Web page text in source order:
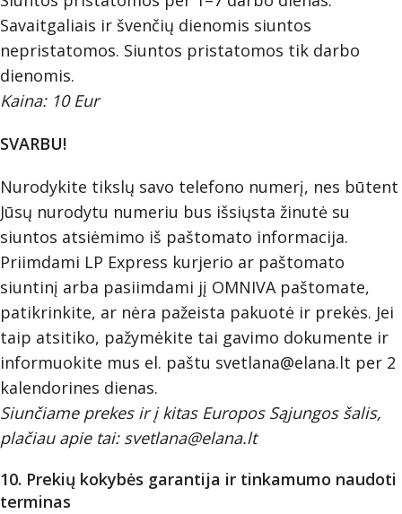
Savaitgaliais ir švenčių dienomis siuntos
nepristatomos. Siuntos pristatomos tik darbo
dienomis.
Kaina: 10 Eur
SVARBU!
Nurodykite tikslų savo telefono numerį, nes būtent
Jūsų nurodytu numeriu bus išsiųsta žinutė su
siuntos atsiėmimo iš paštomato informacija.
Priimdami LP Express kurjerio ar paštomato
siuntinį arba pasiimdami jį OMNIVA paštomate,
patikrinkite, ar nėra pažeista pakuotė ir prekės. Jei
taip atsitiko, pažymėkite tai gavimo dokumente ir
informuokite mus el. paštu svetlana@elana.lt per 2
kalendorines dienas.
Siunčiame prekes ir į kitas Europos Sąjungos šalis,
plačiau apie tai: svetlana@elana.lt
10. Prekių kokybės garantija ir tinkamumo naudoti
terminas